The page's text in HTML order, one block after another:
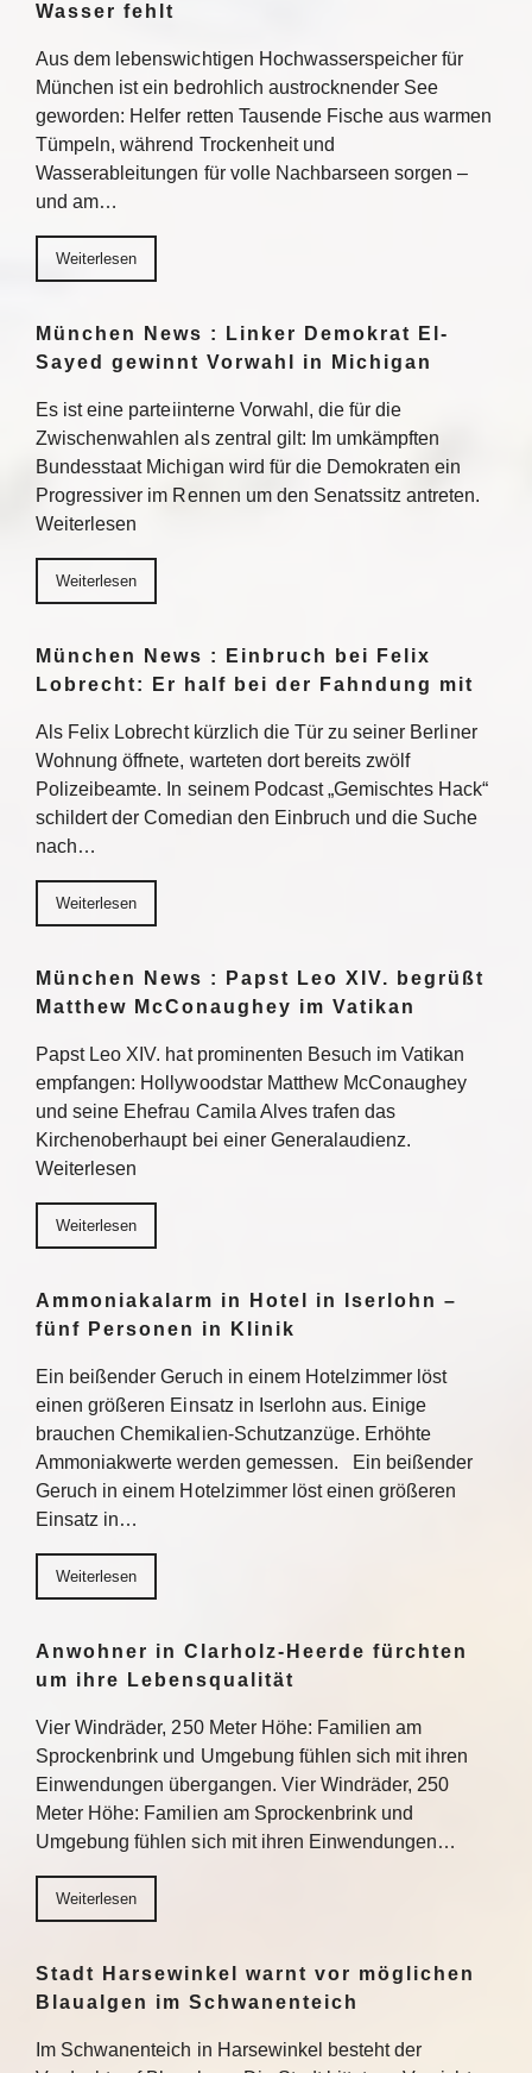
Wasser fehlt
Aus dem lebenswichtigen Hochwasserspeicher für
München ist ein bedrohlich austrocknender See
geworden: Helfer retten Tausende Fische aus warmen
Tümpeln, während Trockenheit und
Wasserableitungen für volle Nachbarseen sorgen –
und am…
Weiterlesen
München News : Linker Demokrat El-
Sayed gewinnt Vorwahl in Michigan
Es ist eine parteiinterne Vorwahl, die für die
Zwischenwahlen als zentral gilt: Im umkämpften
Bundesstaat Michigan wird für die Demokraten ein
Progressiver im Rennen um den Senatssitz antreten.
Weiterlesen
Weiterlesen
München News : Einbruch bei Felix
Lobrecht: Er half bei der Fahndung mit
Als Felix Lobrecht kürzlich die Tür zu seiner Berliner
Wohnung öffnete, warteten dort bereits zwölf
Polizeibeamte. In seinem Podcast „Gemischtes Hack“
schildert der Comedian den Einbruch und die Suche
nach…
Weiterlesen
München News : Papst Leo XIV. begrüßt
Matthew McConaughey im Vatikan
Papst Leo XIV. hat prominenten Besuch im Vatikan
empfangen: Hollywoodstar Matthew McConaughey
und seine Ehefrau Camila Alves trafen das
Kirchenoberhaupt bei einer Generalaudienz.
Weiterlesen
Weiterlesen
Ammoniakalarm in Hotel in Iserlohn –
fünf Personen in Klinik
Ein beißender Geruch in einem Hotelzimmer löst
einen größeren Einsatz in Iserlohn aus. Einige
brauchen Chemikalien-Schutzanzüge. Erhöhte
Ammoniakwerte werden gemessen. Ein beißender
Geruch in einem Hotelzimmer löst einen größeren
Einsatz in…
Weiterlesen
Anwohner in Clarholz-Heerde fürchten
um ihre Lebensqualität
Vier Windräder, 250 Meter Höhe: Familien am
Sprockenbrink und Umgebung fühlen sich mit ihren
Einwendungen übergangen. Vier Windräder, 250
Meter Höhe: Familien am Sprockenbrink und
Umgebung fühlen sich mit ihren Einwendungen…
Weiterlesen
Stadt Harsewinkel warnt vor möglichen
Blaualgen im Schwanenteich
Im Schwanenteich in Harsewinkel besteht der